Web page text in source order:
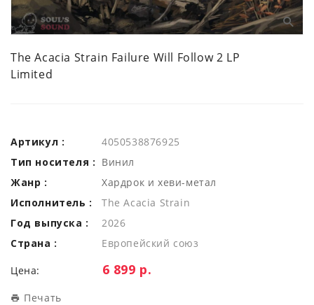
The Acacia Strain Failure Will Follow 2 LP
Limited
Артикул :
4050538876925
Тип носителя : Винил
Жанр :
Хардрок и хеви-метал
Исполнитель :
The Acacia Strain
Год выпуска :
2026
Страна :
Европейский союз
Цена: Цена:
6 899 р.
Печать